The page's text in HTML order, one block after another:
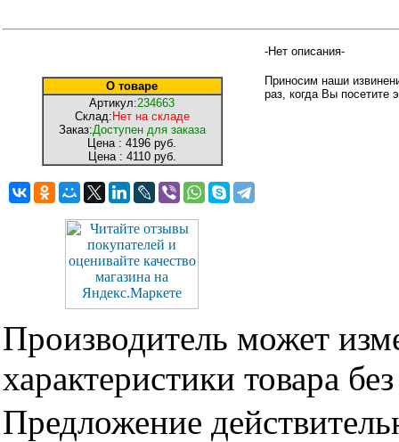
О товаре
Артикул:234663
Склад: Нет на складе
Заказ:Доступен для заказа
Цена : 4196 руб.
Цена : 4110 руб.
-Нет описания-
Приносим наши
раз, когда Вы посетите
Производитель может
характеристики товара
Предложение